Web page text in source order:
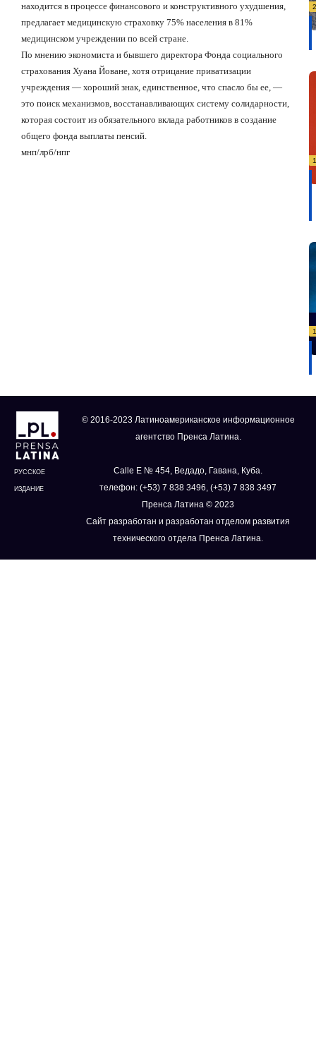
находится в процессе финансового и конструктивного ухудшения,
предлагает медицинскую страховку 75% населения в 81%
медицинском учреждении по всей стране.
По мнению экономиста и бывшего директора Фонда социального
страхования Хуана Йоване, хотя отрицание приватизации
учреждения — хороший знак, единственное, что спасло бы ее, —
это поиск механизмов, восстанавливающих систему солидарности,
которая состоит из обязательного вклада работников в создание
общего фонда выплаты пенсий.
мнп/лрб/нпг
РУССКОЕ
ИЗДАНИЕ
© 2016-2023 Латиноамериканское информационное
агентство Пренса Латина.
Calle E № 454, Ведадо, Гавана, Куба.
телефон: (+53) 7 838 3496, (+53) 7 838 3497
Пренса Латина © 2023
Сайт разработан и разработан отделом развития
технического отдела Пренса Латина.